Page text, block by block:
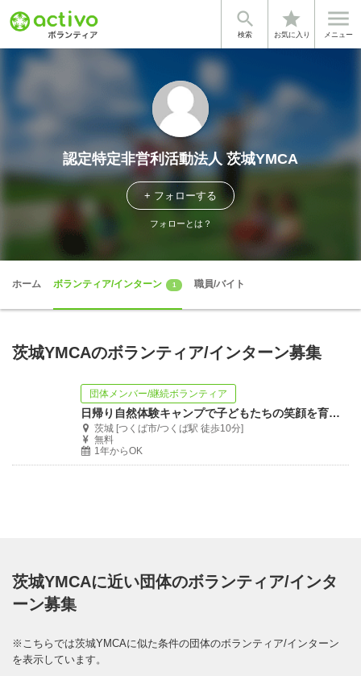

検索
star
お気に入り

メニュー
認定特定非営利活動法人 茨城YMCA
+ フォローする
フォローとは？
ホーム ボランティア/インターン 1 職員/バイト
茨城YMCAのボランティア/インターン募集
団体メンバー/継続ボランティア
日帰り自然体験キャンプで子どもたちの笑顔を育もう！引率ボランティア募集中！！
茨城 [つくば市/つくば駅 徒歩10分]
無料
1年からOK
茨城YMCAに近い団体のボランティア/インタ
ーン募集
※こちらでは茨城YMCAに似た条件の団体のボランティア/インターン
を表示しています。